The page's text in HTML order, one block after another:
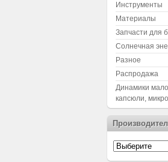
Инструменты
Материалы
Запчасти для
Солнечная
Разное
Распродажа
Динамики
капсюли,